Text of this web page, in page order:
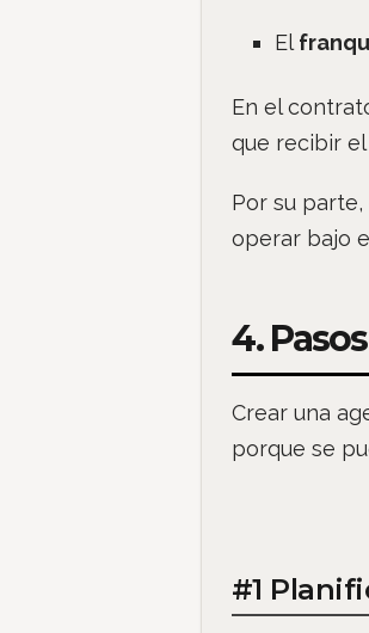
El
En el
que recibir
Por su
operar bajo
4.
Crear una
porque se
#1